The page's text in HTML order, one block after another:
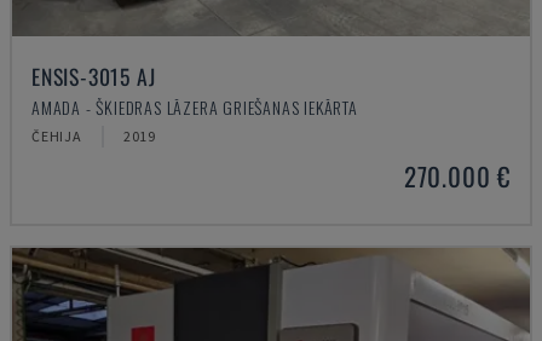
ENSIS-3015 AJ
AMADA - ŠĶIEDRAS LĀZERA GRIEŠANAS IEKĀRTA
ČEHIJA 2019
270.000 €